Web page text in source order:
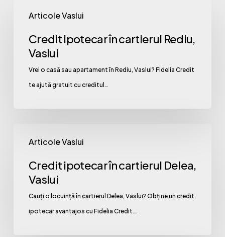
Articole Vaslui
ipotecar
cartierul
Rediu,
Vaslui
Credit ipotecar în cartierul Rediu,
Vaslui
Vrei o casă sau apartament în Rediu, Vaslui? Fidelia Credit
te ajută gratuit cu creditul…
Articole Vaslui
ipotecar
cartierul
Delea,
Vaslui
Credit ipotecar în cartierul Delea,
Vaslui
Cauți o locuință în cartierul Delea, Vaslui? Obține un credit
ipotecar avantajos cu Fidelia Credit.…